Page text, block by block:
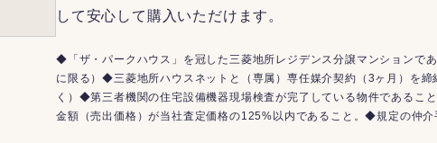
して安心して購入いただけます。
◆「ザ・パークハウス」を冠した三菱地所レジデンス分譲マンションで
に限る）◆三菱地所ハウスネットと（専属）専任媒介契約（3ヶ月）を
く）◆第三者機関の住宅設備機器現場検査が完了している物件である
金額（売出価格）が当社査定価格の125%以内であること。◆規定の仲介